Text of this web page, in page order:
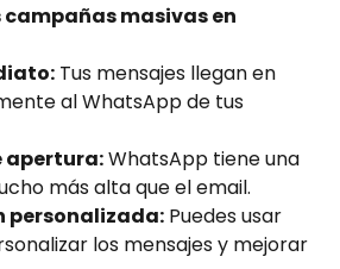
campañas masivas en
Tus mensajes llegan en
al WhatsApp de tus
apertura: WhatsApp tiene una
más alta que el email.
personalizada: Puedes usar
los mensajes y mejorar